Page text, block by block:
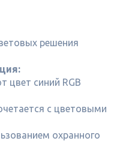
решения
цвет синий RGB
с цветовыми
охранного